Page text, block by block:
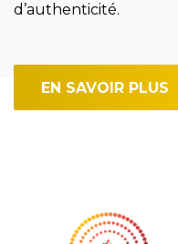
d’authenticité.
EN SAVOIR PLUS